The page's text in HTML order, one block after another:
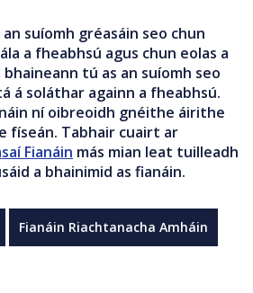
suíomh gréasáin seo chun
a fheabhsú agus chun eolas a
tú as an suíomh seo
á soláthar againn a fheabhsú.
ní oibreoidh gnéithe áirithe
físeán. Tabhair cuairt ar
Fianáin más mian leat tuilleadh
a bhainimid as fianáin.
Fianáin Riachtanacha Amháin